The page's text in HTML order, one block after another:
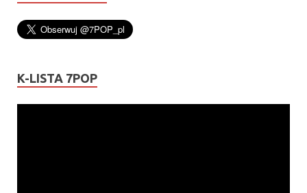
K-LISTA 7POP